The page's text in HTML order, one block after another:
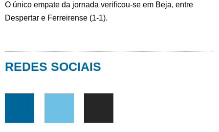
O único empate da jornada verificou-se em Beja, entre
Despertar e Ferreirense (1-1).
REDES SOCIAIS